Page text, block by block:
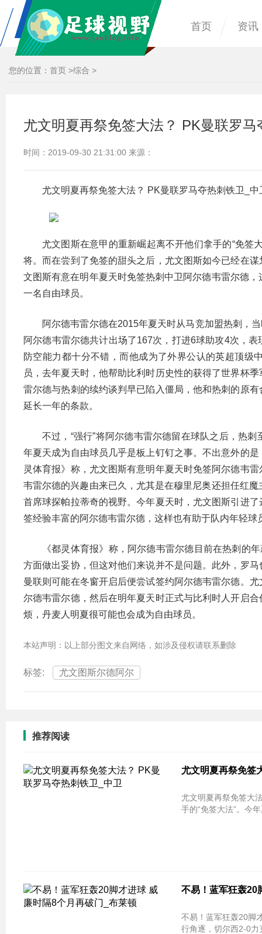
首页 资讯
您的位置： 首页 >综合 >
尤文明夏再祭免签大法？ PK曼联罗马
时间：2019-09-30 21:31:00 来源：
尤文明夏再祭免签大法？ PK曼联罗马夺热刺铁卫_中
尤文图斯在意甲的重新崛起离不开他们拿手的“免签
将。而在尝到了免签的甜头之后，尤文图斯如今已经在
文图斯有意在明年夏天时免签热刺中卫阿尔德韦雷尔德
一名自由球员。
阿尔德韦雷尔德在2015年夏天时从马竞加盟热刺，
阿尔德韦雷尔德共计出场了167次，打进6球助攻4次，
防空能力都十分不错，而他成为了外界公认的英超顶级
员，去年夏天时，他帮助比利时历史性的获得了世界杯
雷尔德与热刺的续约谈判早已陷入僵局，他和热刺的原
延长一年的条款。
不过，“强行”将阿尔德韦雷尔德留在球队之后，热
年夏天成为自由球员几乎是板上钉钉之事。不出意外的
灵体育报》称，尤文图斯有意明年夏天时免签阿尔德韦
韦雷尔德的兴趣由来已久，尤其是在穆里尼奥还担任红
首席球探帕拉蒂奇的视野。今年夏天时，尤文图斯引进
签经验丰富的阿尔德韦雷尔德，这样也有助于队内年轻球
《都灵体育报》称，阿尔德韦雷尔德目前在热刺的
方面做出妥协，但这对他们来说并不是问题。此外，罗
曼联则可能在冬窗开启后便尝试签约阿尔德韦雷尔德。
尔德韦雷尔德，然后在明年夏天时正式与比利时人开启
烦，丹麦人明夏很可能也会成为自由球员。
本站声明：以上部分图文来自网络，如涉及侵权请联系删除
标签: 尤文图斯尔德阿尔
推荐阅读
尤文明夏再祭免签
尤文明夏再祭免签大法？ PK曼联罗
手的“免签大法”。今
不易！蓝军狂轰20
不易！蓝军狂轰20脚才进球 威廉时
行角逐，切尔西2-0